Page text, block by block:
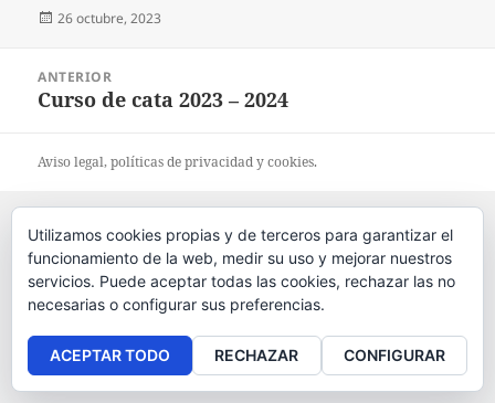
Publicado
26 octubre, 2023
ANTERIOR
Entrada
Curso de cata 2023 – 2024
Aviso legal, políticas deprivacidadycookies.
Utilizamos cookies propias y de terceros para garantizar el
funcionamiento de la web, medir su uso y mejorar nuestros
servicios. Puede aceptar todas las cookies, rechazar las no
necesarias o configurar sus preferencias.
ACEPTAR TODO RECHAZAR CONFIGURAR